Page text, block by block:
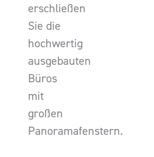
erschließen
Sie die
hochwertig
ausgebauten
Büros
mit
großen
Panoramafenstern.